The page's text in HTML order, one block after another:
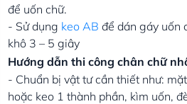
để uốn chữ.
- Sử dụng keo AB để dán gáy uốn
khô 3 – 5 giây
Hướng dẫn thi công chân chữ
- Chuẩn bị vật tư cần thiết như:
hoặc keo 1 thành phần, kìm uốn,